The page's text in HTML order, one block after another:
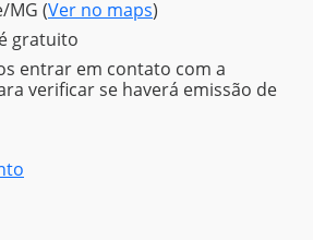
MG (Ver no maps)
é gratuito
entrar em contato com a
verificar se haverá emissão de